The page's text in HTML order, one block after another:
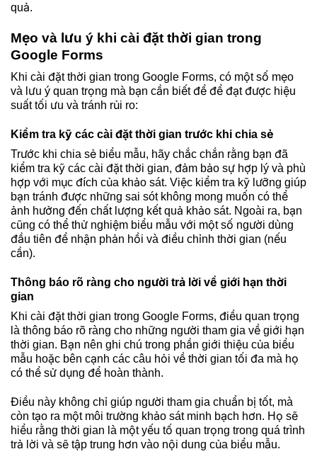
quả.
Mẹo và lưu ý khi cài đặt thời gian trong
Google Forms
Khi cài đặt thời gian trong Google Forms, có một số mẹo
và lưu ý quan trọng mà bạn cần biết để để đạt được hiệu
suất tối ưu và tránh rủi ro:
Kiểm tra kỹ các cài đặt thời gian trước khi chia sẻ
Trước khi chia sẻ biểu mẫu, hãy chắc chắn rằng bạn đã
kiểm tra kỹ các cài đặt thời gian, đảm bảo sự hợp lý và phù
hợp với mục đích của khảo sát. Việc kiểm tra kỹ lưỡng giúp
bạn tránh được những sai sót không mong muốn có thể
ảnh hưởng đến chất lượng kết quả khảo sát. Ngoài ra, bạn
cũng có thể thử nghiệm biểu mẫu với một số người dùng
đầu tiên để nhận phản hồi và điều chỉnh thời gian (nếu
cần).
Thông báo rõ ràng cho người trả lời về giới hạn thời
gian
Khi cài đặt thời gian trong Google Forms, điều quan trọng
là thông báo rõ ràng cho những người tham gia về giới hạn
thời gian. Bạn nên ghi chú trong phần giới thiệu của biểu
mẫu hoặc bên cạnh các câu hỏi về thời gian tối đa mà họ
có thể sử dụng để hoàn thành.
Điều này không chỉ giúp người tham gia chuẩn bị tốt, mà
còn tạo ra một môi trường khảo sát minh bạch hơn. Họ sẽ
hiểu rằng thời gian là một yếu tố quan trọng trong quá trình
trả lời và sẽ tập trung hơn vào nội dung của biểu mẫu.